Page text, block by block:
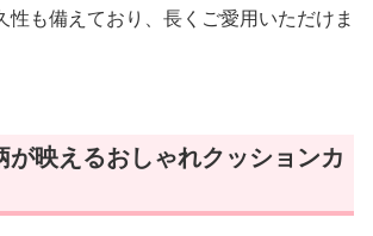
性も備えており、長くご愛用いただけま
が映えるおしゃれクッションカ